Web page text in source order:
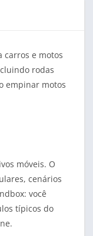
carros e motos
rodas
empinar motos
móveis. O
cenários
você
típicos do